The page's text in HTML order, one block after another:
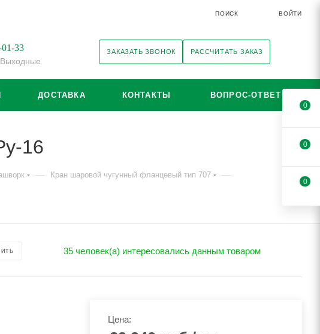
ПОИСК ВОЙТИ
33 ЗАКАЗАТЬ ЗВОНОК РАССЧИТАТЬ ЗАКАЗ
ДОСТАВКА КОНТАКТЫ ВОПРОС-ОТВЕТ
16
— Кран шаровой чугунный фланцевый тип 707 —
35 человек(а) интересовались данным товаром
Цена:
0
0
0